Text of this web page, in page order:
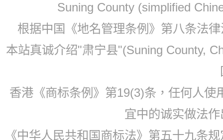
Suning County (simplified
根据中国《地名管理条例》第八条法
本站真诚介绍"肃宁县"(Suning County,
香港《商标条例》第19(3)条，任何人
宜中的诚实做法
《中华人民共和国商标法》第五十九条